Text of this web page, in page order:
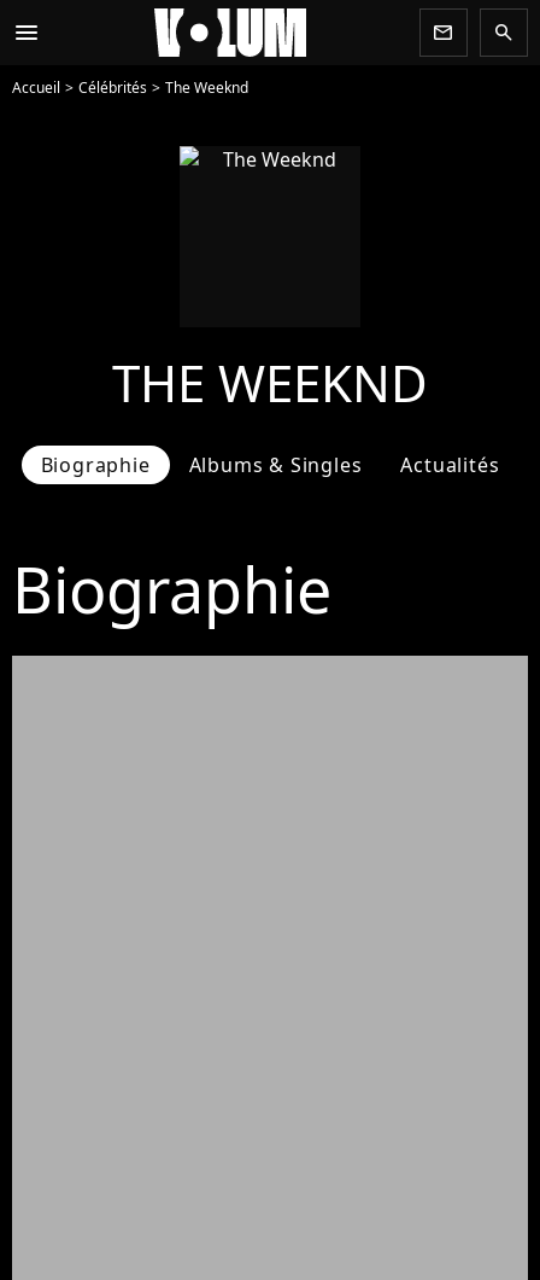
menu newsletter search
Accueil Célébrités The Weeknd
THE WEEKND
Biographie Albums & Singles Actualités
Biographie